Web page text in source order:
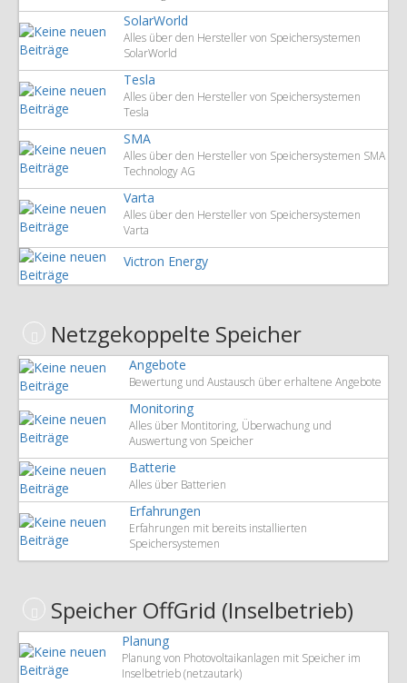
SolarWorld
Alles über den Hersteller von Speichersystemen
SolarWorld
Tesla
Alles über den Hersteller von Speichersystemen
Tesla
SMA
Alles über den Hersteller von Speichersystemen SMA
Technology AG
Varta
Alles über den Hersteller von Speichersystemen
Varta
Victron Energy
Netzgekoppelte Speicher
Angebote
Bewertung und Austausch über erhaltene Angebote
Monitoring
Alles über Montitoring, Überwachung und
Auswertung von Speicher
Batterie
Alles über Batterien
Erfahrungen
Erfahrungen mit bereits installierten
Speichersystemen
Speicher OffGrid (Inselbetrieb)
Planung
Planung von Photovoltaikanlagen mit Speicher im
Inselbetrieb (netzautark)